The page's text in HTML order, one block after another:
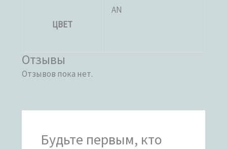
ЦВЕТ
AN
Отзывы
Отзывов пока нет.
Будьте первым, кто